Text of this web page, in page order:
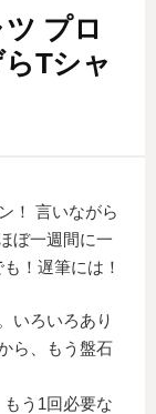
プロ
Tシャ
！ 言いながら
ぼ一週間に一
！遅筆には！
いろいろあり
ら、もう盤石
う1回必要な